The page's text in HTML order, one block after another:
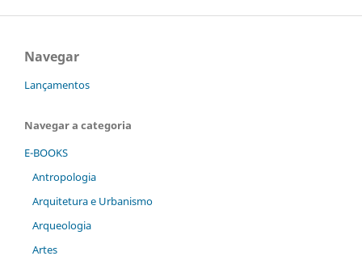
Navegar
Lançamentos
Navegar a categoria
E-BOOKS
Antropologia
Arquitetura e Urbanismo
Arqueologia
Artes